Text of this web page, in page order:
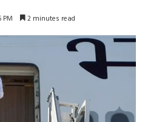
PM 2 minutes read